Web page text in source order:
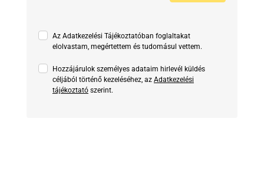
Az Adatkezelési Tájékoztatóban foglaltakat
elolvastam, megértettem és tudomásul vettem.
Hozzájárulok személyes adataim hirlevél küldés
céljából történő kezeléséhez, az Adatkezelési
tájékoztatószerint.